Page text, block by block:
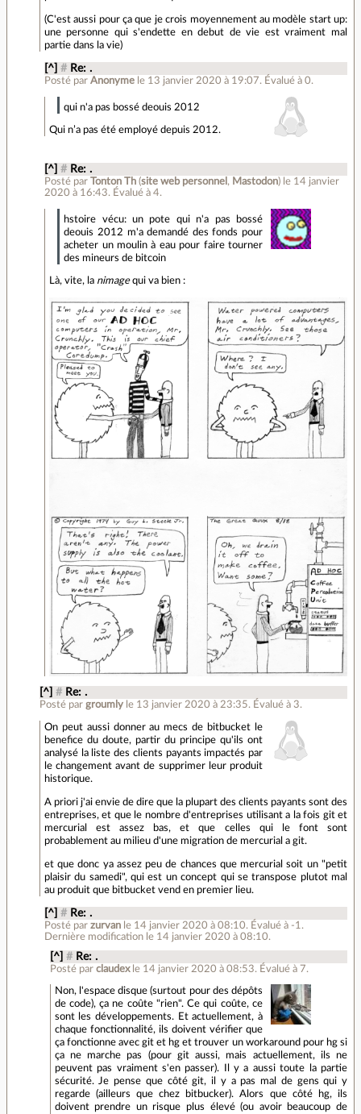
(C'est aussi pour ça que je crois moyennement au modèle start up:
une personne qui s'endette en debut de vie est vraiment mal
partie dans la vie)
[^] # Re: .
Posté parAnonyme le 13 janvier 2020 à 19:07. Évalué à0.
qui n'a pas bossé deouis 2012
Qui n’a pas été employé depuis 2012.
[^] # Re: .
Posté parTonton Th (site web personnel , Mastodon) le 14 janvier
2020 à 16:43. Évalué à4.
hstoire vécu: un pote qui n'a pas bossé
deouis 2012 m'a demandé des fonds pour
acheter un moulin à eau pour faire tourner
des mineurs de bitcoin
Là, vite, la nimagequi va bien :
[^] # Re: .
Posté par groumly le 13 janvier 2020 à 23:35. Évalué à 3.
On peut aussi donner au mecs de bitbucket le
benefice du doute, partir du principe qu'ils ont
analysé la liste des clients payants impactés par
le changement avant de supprimer leur produit
historique.
A priori j'ai envie de dire que la plupart des clients payants sont des
entreprises, et que le nombre d'entreprises utilisant a la fois git et
mercurial est assez bas, et que celles qui le font sont
probablement au milieu d'une migration de mercurial a git.
et que donc ya assez peu de chances que mercurial soit un "petit
plaisir du samedi", qui est un concept qui se transpose plutot mal
au produit que bitbucket vend en premier lieu.
[^] # Re: .
Posté parzurvan le 14 janvier 2020 à 08:10. Évalué à -1 .
Dernière modification le 14 janvier 2020 à 08:10.
[^] # Re: .
Posté par claudex le 14 janvier 2020 à 08:53. Évalué à 7.
Non, l'espace disque (surtout pour des dépôts
de code), ça ne coûte "rien". Ce qui coûte, ce
sont les développements. Et actuellement, à
chaque fonctionnalité, ils doivent vérifier que
ça fonctionne avec git et hg et trouver un workaround pour hg si
ça ne marche pas (pour git aussi, mais actuellement, ils ne
peuvent pas vraiment s'en passer). Il y a aussi toute la partie
sécurité. Je pense que côté git, il y a pas mal de gens qui y
regarde (ailleurs que chez bitbucker). Alors que côté hg, ils
doivent prendre un risque plus élevé (ou avoir beaucoup de